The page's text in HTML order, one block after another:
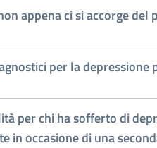
appena ci si accorge del
per la depressione
per chi ha sofferto di
in occasione di una